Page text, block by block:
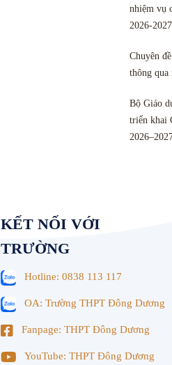
nhiệm vụ
2026-
Chuyên
thông
Bộ Giáo
triển khai
KẾT NỐI VỚI
TRƯỜNG
Hotline: 0838 113 117
OA: Trường THPT Đông Dương
Fanpage: THPT Đông Dương
YouTube: THPT Đông Dương